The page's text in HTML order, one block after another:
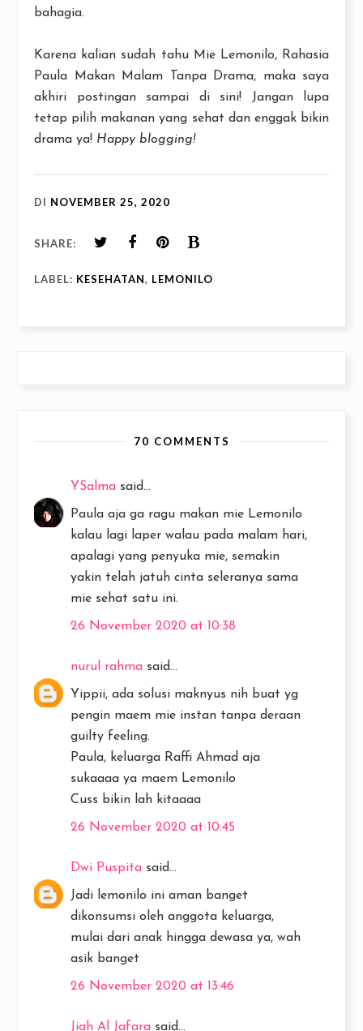
bahagia.
Karena kalian sudah tahu Mie Lemonilo, Rahasia
Paula Makan Malam Tanpa Drama, maka saya
akhiri postingan sampai di sini! Jangan lupa
tetap pilih makanan yang sehat dan enggak bikin
drama ya! Happy blogging!
DI NOVEMBER 25, 2020
SHARE:
LABEL: KESEHATAN, LEMONILO
70 COMMENTS
YSalma said...
Paula aja ga ragu makan mie Lemonilo
kalau lagi laper walau pada malam hari,
apalagi yang penyuka mie, semakin
yakin telah jatuh cinta seleranya sama
mie sehat satu ini.
26 November 2020 at 10:38
nurul rahma said...
Yippii, ada solusi maknyus nih buat yg
pengin maem mie instan tanpa deraan
guilty feeling.
Paula, keluarga Raffi Ahmad aja
sukaaaa ya maem Lemonilo
Cuss bikin lah kitaaaa
26 November 2020 at 10:45
Dwi Puspita said...
Jadi lemonilo ini aman banget
dikonsumsi oleh anggota keluarga,
mulai dari anak hingga dewasa ya, wah
asik banget
26 November 2020 at 13:46
Jiah Al Jafara said...